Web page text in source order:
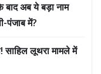
बाद अब ये बड़ा नाम
पंजाब में?
साहिल लूथरा मामले में